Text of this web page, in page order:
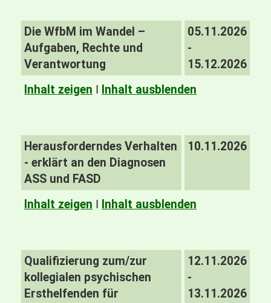
Die WfbM im Wandel –
Aufgaben, Rechte und
Verantwortung
05.11.2026
-
15.12.2026
Inhalt zeigen I Inhalt ausblenden
Herausforderndes Verhalten
- erklärt an den Diagnosen
ASS und FASD
10.11.2026
Inhalt zeigen I Inhalt ausblenden
Qualifizierung zum/zur
kollegialen psychischen
Ersthelfenden für
12.11.2026
-
13.11.2026